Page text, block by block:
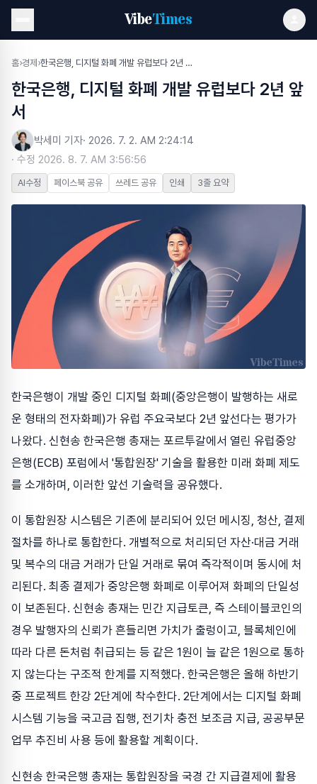
VibeTimes
홈›경제 › 한국은행, 디지털 화폐 개발 유럽보다 2년 앞서
한국은행, 디지털 화폐 개발 유럽보다 2년 앞
서
박세미 기자· 2026. 7. 2. AM 2:24:14
· 수정 2026. 8. 7. AM 3:56:56
AI수정 페이스북 공유 쓰레드 공유 인쇄 3줄 요약
한국은행이 개발 중인 디지털 화폐(중앙은행이 발행하는 새로
운 형태의 전자화폐)가 유럽 주요국보다 2년 앞선다는 평가가
나왔다. 신현송 한국은행 총재는 포르투갈에서 열린 유럽중앙
은행(ECB) 포럼에서 '통합원장' 기술을 활용한 미래 화폐 제도
를 소개하며, 이러한 앞선 기술력을 공유했다.
이 통합원장 시스템은 기존에 분리되어 있던 메시징, 청산, 결제
절차를 하나로 통합한다. 개별적으로 처리되던 자산·대금 거래
및 복수의 대금 거래가 단일 거래로 묶여 즉각적이며 동시에 처
리된다. 최종 결제가 중앙은행 화폐로 이루어져 화폐의 단일성
이 보존된다. 신현송 총재는 민간 지급토큰, 즉 스테이블코인의
경우 발행자의 신뢰가 흔들리면 가치가 출렁이고, 블록체인에
따라 다른 돈처럼 취급되는 등 같은 1원이 늘 같은 1원으로 통하
지 않는다는 구조적 한계를 지적했다. 한국은행은 올해 하반기
중 프로젝트 한강 2단계에 착수한다. 2단계에서는 디지털 화폐
시스템 기능을 국고금 집행, 전기차 충전 보조금 지급, 공공부문
업무 추진비 사용 등에 활용할 계획이다.
신현송 한국은행 총재는 통합원장을 국경 간 지급결제에 활용